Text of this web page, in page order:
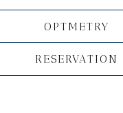
OPTMETRY
RESERVATION